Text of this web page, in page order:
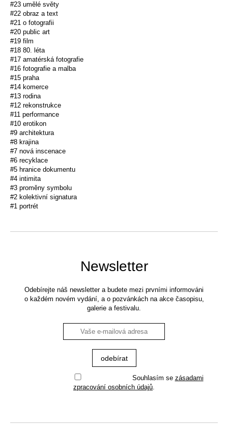
#23 umělé světy
#22 obraz a text
#21 o fotografii
#20 public art
#19 film
#18 80. léta
#17 amatérská fotografie
#16 fotografie a malba
#15 praha
#14 komerce
#13 rodina
#12 rekonstrukce
#11 performance
#10 erotikon
#9 architektura
#8 krajina
#7 nová inscenace
#6 recyklace
#5 hranice dokumentu
#4 intimita
#3 proměny symbolu
#2 kolektivní signatura
#1 portrét
Newsletter
Odebírejte náš newsletter a budete mezi prvními informováni
o každém novém vydání, a o pozvánkách na akce časopisu,
galerie a festivalu.
Souhlasím se zásadami
zpracování osobních údajů.